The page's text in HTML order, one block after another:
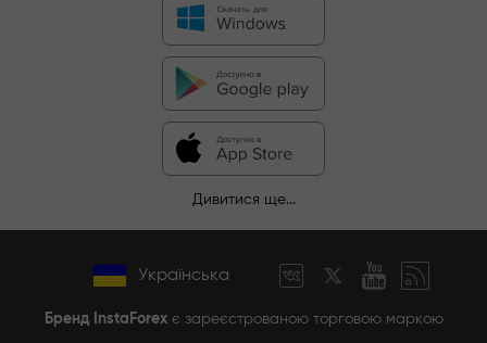
Дивитися ще...
Українська
Бренд InstaForexє зареєстрованою торговою маркою